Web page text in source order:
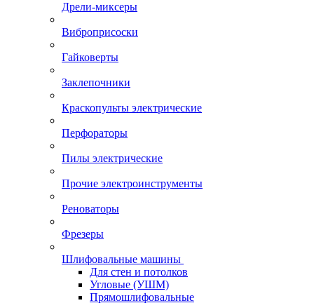
Дрели-миксеры
Виброприсоски
Гайковерты
Заклепочники
Краскопульты электрические
Перфораторы
Пилы электрические
Прочие электроинструменты
Реноваторы
Фрезеры
Шлифовальные машины
Для стен и потолков
Угловые (УШМ)
Прямошлифовальные